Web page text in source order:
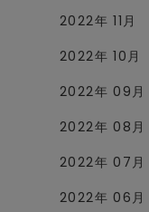
2022年 11月
2022年 10月
2022年 09月
2022年 08月
2022年 07月
2022年 06月